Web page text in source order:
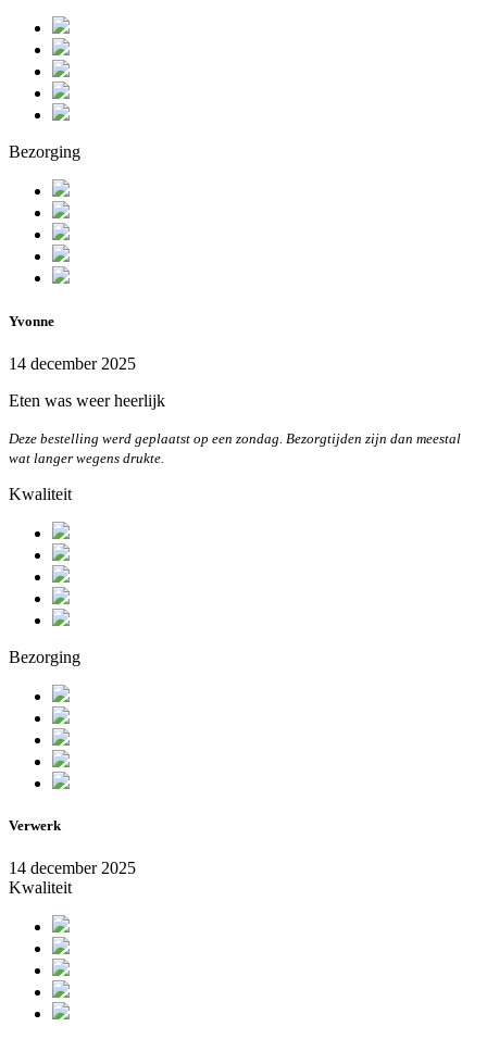
Bezorging
Yvonne
14 december 2025
Eten was weer heerlijk
Deze bestelling werd geplaatst op een zondag. Bezorgtijden zijn dan meestal
wat langer wegens drukte.
Kwaliteit
Bezorging
Verwerk
14 december 2025
Kwaliteit